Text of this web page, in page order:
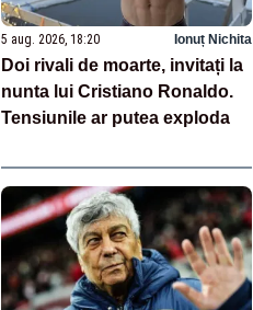
5 aug. 2026, 18:20 Ionuț Nichita
Doi rivali de moarte, invitați la
nunta lui Cristiano Ronaldo.
Tensiunile ar putea exploda